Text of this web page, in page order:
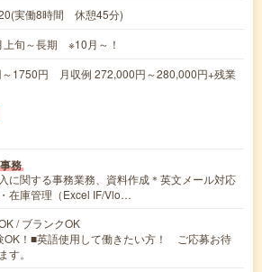
実働8時間 休憩45分)
上旬～長期 ※10月～！
1750円 月収例 272,000円～280,000円+残業
務
に関する事務業務、資料作成＊英文メール対応
在庫管理（Excel IF/Vlo…
/ ブランクOK
OK！■英語使用して働きたい方！ ご応募お待
す。